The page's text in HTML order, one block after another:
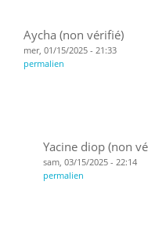
Aycha (non vérifié)
mer, 01/15/2025 - 21:33
permalien
Yacine diop (non
sam, 03/15/2025 - 22:14
permalien